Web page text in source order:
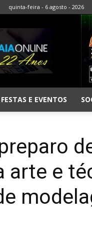
quinta-feira - 6 agosto - 2026
FESTAS E EVENTOS
arte e